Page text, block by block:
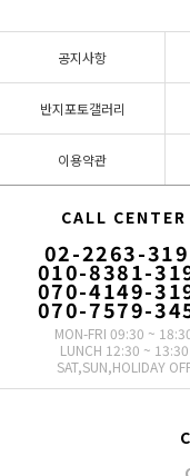
공지사항
반지포토갤러리
이용약관
CALL CENTER
02-2263-
010-8381-
070-4149-
070-7579-
MON-FRI 09:30 ~
LUNCH 12:30 ~ 13:30
SAT,SUN,HOLIDAY